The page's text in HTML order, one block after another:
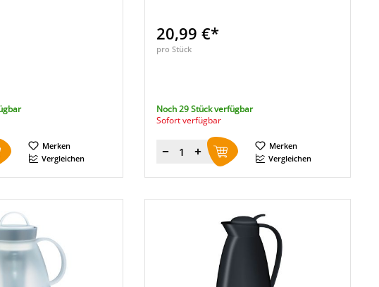
Merken
Vergleichen
20,99 €*
pro Stück
Noch 29 Stück verfügbar
Sofort verfügbar
Menge
Merken
Vergleichen